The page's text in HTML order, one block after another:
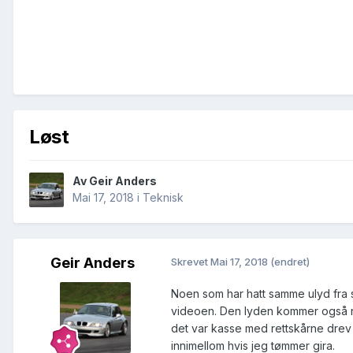
Løst
Av Geir Anders
Mai 17, 2018 i Teknisk
Geir Anders SkrevetMai 17, 2018 (endret)
Noen som har hatt samme ulyd
videoen. Den lyden kommer også
det var kasse med rettskårne
innimellom hvis jeg tømmer gira.